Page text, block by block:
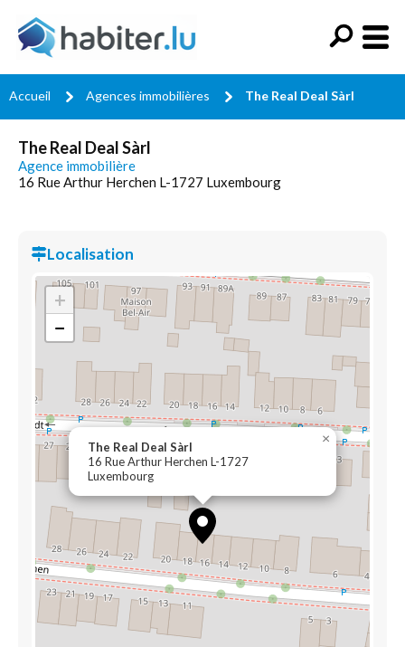
Accueil Agences immobilières The Real Deal Sàrl
The Real Deal Sàrl
Agence immobilière
16 Rue Arthur Herchen L-1727 Luxembourg
Localisation
The Real Deal Sàrl
16 Rue Arthur Herchen L-1727
Luxembourg
×
+
−